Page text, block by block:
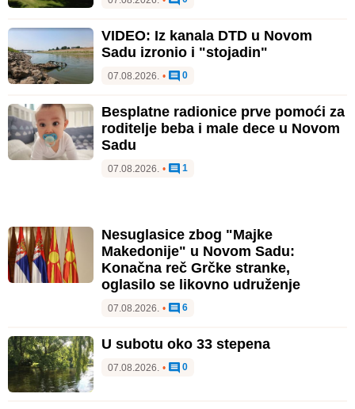
VIDEO: Iz kanala DTD u Novom
Sadu izronio i "stojadin"
07.08.2026. • 0
Besplatne radionice prve pomoći za
roditelje beba i male dece u Novom
Sadu
07.08.2026. • 1
Nesuglasice zbog "Majke
Makedonije" u Novom Sadu:
Konačna reč Grčke stranke,
oglasilo se likovno udruženje
07.08.2026. • 6
U subotu oko 33 stepena
07.08.2026. • 0